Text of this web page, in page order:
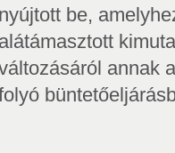
nyújtott be,
alátámasztott
annak